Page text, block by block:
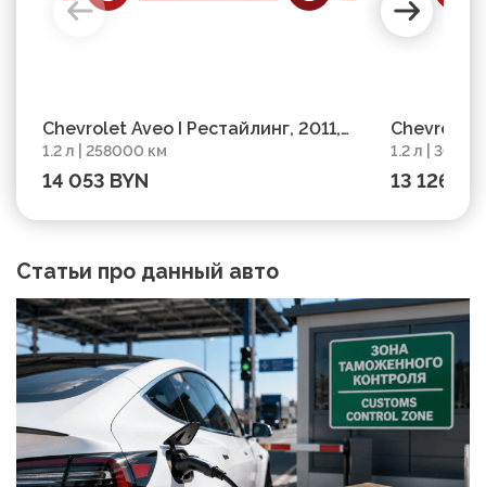
Chevrolet Aveo I Рестайлинг, 2011,
пробег 258000 км
1.2 л | 258000 км
14 053 BYN
Chevrolet
пробег
1.2 л |
13 126
Статьи про данный авто